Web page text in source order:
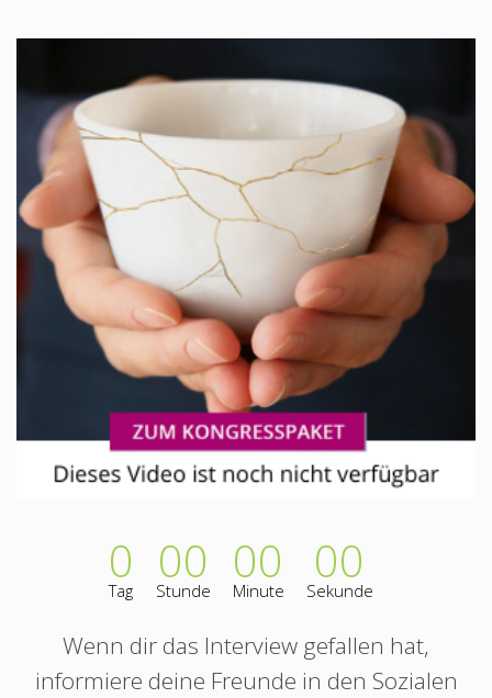
0
Tag 00
Stunde 00
Minute 00
Sekunde
Wenn dir das Interview gefallen hat,
informiere deine Freunde in den Sozialen